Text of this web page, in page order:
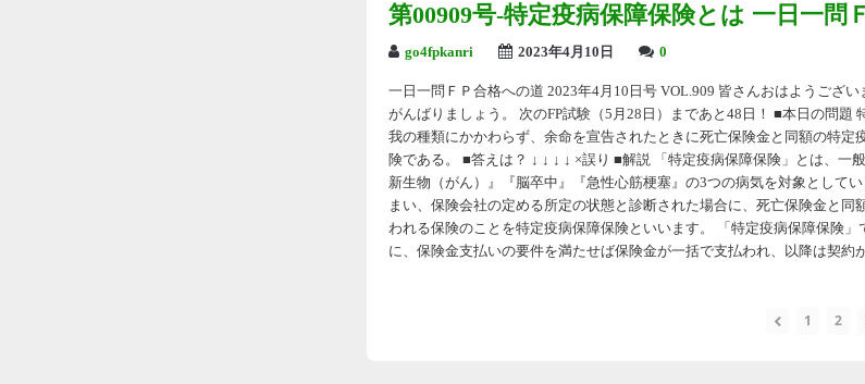
第00909号-特定疫病保障保険とは 一日一問
go4fpkanri 2023年4月10日 0
一日一問ＦＰ合格への道 2023年4月10日号 VOL.909 皆さんおはようござ
がんばりましょう。 次のFP試験（5月28日）まであと48日！ ■本日の問題
我の種類にかかわらず、余命を宣告されたときに死亡保険金と同額の特定
険である。 ■答えは？ ↓ ↓ ↓ ↓ ×誤り ■解説 「特定疫病保障保険」とは、一
新生物（がん）』『脳卒中』『急性心筋梗塞』の3つの病気を対象として
まい、保険会社の定める所定の状態と診断された場合に、死亡保険金と同
われる保険のことを特定疫病保障保険といいます。 「特定疫病保障保険
に、保険金支払いの要件を満たせば保険金が一括で支払われ、以降は契約
1 2